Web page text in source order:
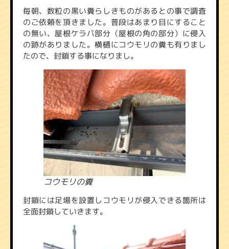
毎朝、数粒の黒い糞らしきものがあるとの事で調査
のご依頼を頂きました。普段はあまり目にすること
の無い、屋根ケラバ部分（屋根の角の部分）に侵入
の跡がありました。横樋にコウモリの糞も有りまし
たので、封鎖する事になりまし。
コウモリの糞
封鎖には足場を設置しコウモリが侵入できる箇所は
全面封鎖していきます。